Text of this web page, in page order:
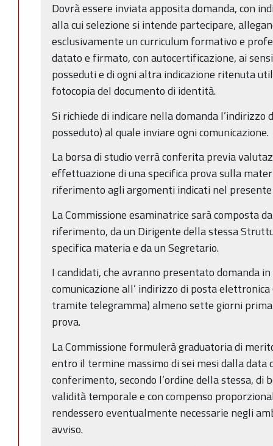
Dovrà essere inviata apposita domanda, con
alla cui selezione si intende partecipare,
esclusivamente un curriculum formativo e
datato e firmato, con autocertificazione, ai
posseduti e di ogni altra indicazione ritenuta
fotocopia del documento di identità.
Si richiede di indicare nella domanda l’indirizzo
posseduto) al quale inviare ogni comunicazione.
La borsa di studio verrà conferita previa
effettuazione di una specifica prova sulla
riferimento agli argomenti indicati nel presente
La Commissione esaminatrice sarà composta
riferimento, da un Dirigente della stessa
specifica materia e da un Segretario.
I candidati, che avranno presentato domanda
comunicazione all’ indirizzo di posta
tramite telegramma) almeno sette giorni
prova.
La Commissione formulerà graduatoria di
entro il termine massimo di sei mesi dalla data
conferimento, secondo l’ordine della stessa, di
validità temporale e con compenso
rendessero eventualmente necessarie negli
avviso.